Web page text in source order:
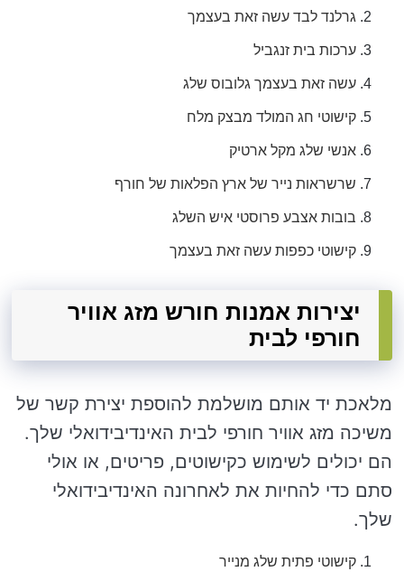
גרלנד לבד עשה זאת בעצמך
ערכות בית זנגביל
עשה זאת בעצמך גלובוס שלג
קישוטי חג המולד מבצק מלח
אנשי שלג מקל ארטיק
שרשראות נייר של ארץ הפלאות של חורף
בובות אצבע פרוסטי איש השלג
קישוטי כפפות עשה זאת בעצמך
יצירות אמנות חורש מזג אוויר
חורפי לבית
מלאכת יד אותם מושלמת להוספת יצירת קשר של
משיכה מזג אוויר חורפי לבית האינדיבידואלי שלך.
הם יכולים לשימוש כקישוטים, פריטים, או אולי
סתם כדי להחיות את לאחרונה האינדיבידואלי
שלך.
קישוטי פתית שלג מנייר